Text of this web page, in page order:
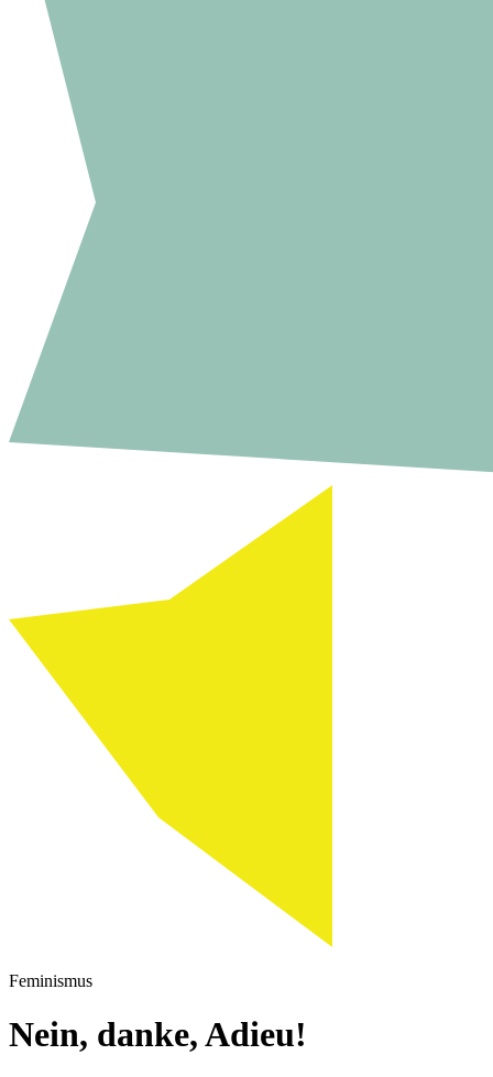
Feminismus
Nein, danke, Adieu!